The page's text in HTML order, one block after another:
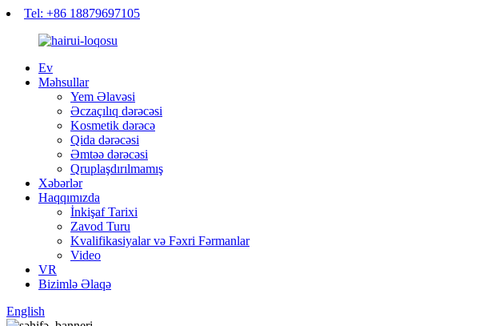
Tel: +86 18879697105
Ev
Məhsullar
Yem Əlavəsi
Əczaçılıq dərəcəsi
Kosmetik dərəcə
Qida dərəcəsi
Əmtəə dərəcəsi
Qruplaşdırılmamış
Xəbərlər
Haqqımızda
İnkişaf Tarixi
Zavod Turu
Kvalifikasiyalar və Fəxri Fərmanlar
Video
VR
Bizimlə Əlaqə
English